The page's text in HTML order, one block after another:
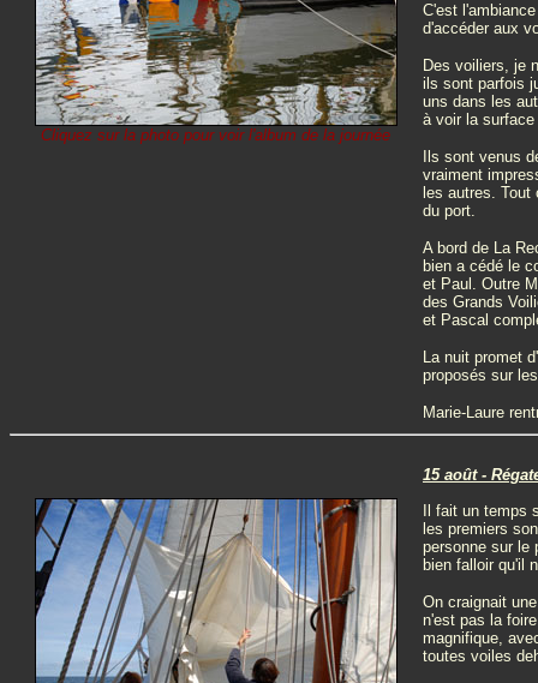
Cliquez sur la photo pour voir l'album de la journée
C'est
d'accéder aux
Des voiliers, je
ils sont parfois
uns dans les
à voir la surface
Ils sont venus
vraiment
les autres.
du port.
A bord de La
bien a cédé le
et Paul. Outre
des Grands
et Pascal
La nuit promet
proposés sur
Marie-Laure
15 août -
Il fait un temps
les premiers
personne sur le
bien falloir qu'il
On craignait
n'est pas la
magnifique,
toutes voiles